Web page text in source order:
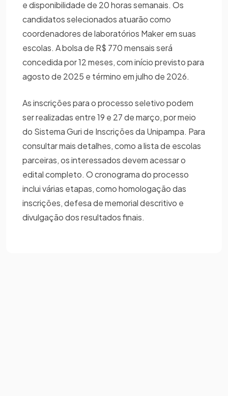
e disponibilidade de 20 horas semanais. Os
candidatos selecionados atuarão como
coordenadores de laboratórios Maker em suas
escolas. A bolsa de R$ 770 mensais será
concedida por 12 meses, com início previsto para
agosto de 2025 e término em julho de 2026.
As inscrições para o processo seletivo podem
ser realizadas entre 19 e 27 de março, por meio
do Sistema Guri de Inscrições da Unipampa. Para
consultar mais detalhes, como a lista de escolas
parceiras, os interessados devem acessar o
edital completo. O cronograma do processo
inclui várias etapas, como homologação das
inscrições, defesa de memorial descritivo e
divulgação dos resultados finais.